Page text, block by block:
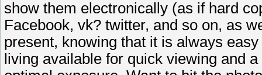
show them electronically (as if hard
Facebook, vk? twitter, and so on, as
present, knowing that it is always
living available for quick viewing and